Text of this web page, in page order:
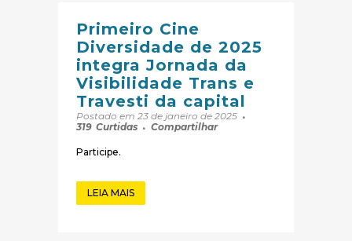
Primeiro Cine
Diversidade de 2025
integra Jornada da
Visibilidade Trans e
Travesti da capital
Postado em 23 de janeiro de 2025
319 Curtidas Compartilhar
Participe.
LEIA MAIS